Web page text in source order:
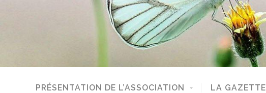
PRÉSENTATION DE L’ASSOCIATION LA GAZETTE